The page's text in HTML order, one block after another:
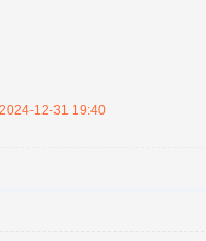
12-31 19:40